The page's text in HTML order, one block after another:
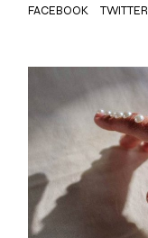
FACEBOOK TWITTER